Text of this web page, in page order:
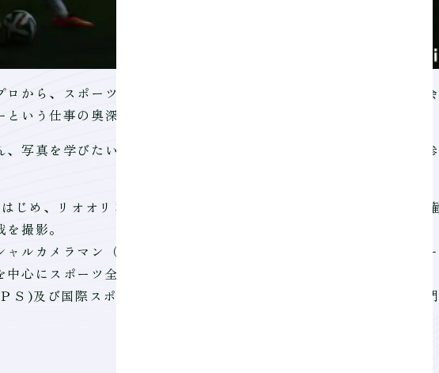
から、スポーツ写真の魅力や仕事のリアルを直接学べる貴重な機
いう仕事の奥深さに触れてみませんか？
写真を学びたい方や将来クリエイティブ業界を目指す方、ぜひご参
じめ、リオオリンピック、FIFAクラブワールドカップ、欧州選手権
撮影。
ルカメラマン（野球）や高田道場オフィシャルカメラマン、Ｊリ
心にスポーツ全般を撮影している。
Ｓ)及び国際スポーツプレス協会(ＡＩＰＳ)会員。 日本写真芸術専門